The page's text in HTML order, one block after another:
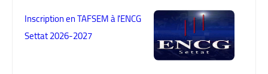
Inscription en TAFSEM à l'ENCG
Settat 2026-2027